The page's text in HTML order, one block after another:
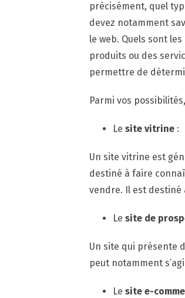
précisément, quel
devez notamment
le web. Quels sont
produits ou des
permettre de
Parmi vos
Le site vitrine :
Un site vitrine est
destiné à faire
vendre. Il est destiné
Le site de
Un site qui présente
peut notamment
Le site e-